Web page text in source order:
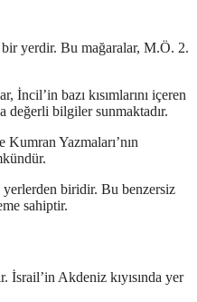
yerdir. Bu mağaralar, M.Ö. 2.
İncil’in bazı kısımlarını içeren
değerli bilgiler sunmaktadır.
Yazmaları’nın
yerlerden biridir. Bu benzersiz
sahiptir.
Akdeniz kıyısında yer